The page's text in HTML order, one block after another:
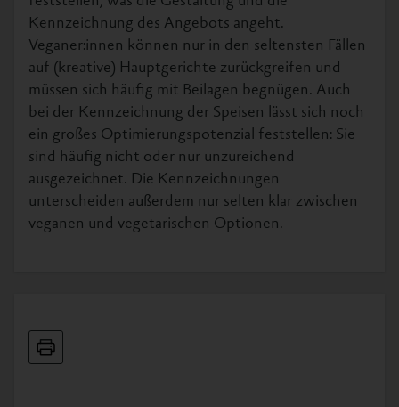
Kennzeichnung des Angebots angeht.
Veganer:innen können nur in den seltensten Fällen
auf (kreative) Hauptgerichte zurückgreifen und
müssen sich häufig mit Beilagen begnügen. Auch
bei der Kennzeichnung der Speisen lässt sich noch
ein großes Optimierungspotenzial feststellen: Sie
sind häufig nicht oder nur unzureichend
ausgezeichnet. Die Kennzeichnungen
unterscheiden außerdem nur selten klar zwischen
veganen und vegetarischen Optionen.